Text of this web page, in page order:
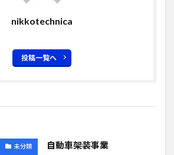
nikkotechnica
投稿一覧へ
未分類 自動車架装事業